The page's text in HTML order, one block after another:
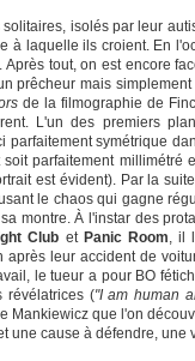
isolés par leur
à laquelle ils croient. En
tout, on est encore
prêcheur mais
de la filmographie de
L'un des premiers
symétrique
parfaitement millimétré
est évident). Par la
le chaos qui gagne
montre. À l'instar des
Club et Panic Room, il
leur accident de
le tueur a pour BO
("I am human
Mankiewicz que l'on
une cause à défendre, une